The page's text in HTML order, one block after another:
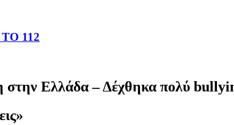
112
Ελλάδα – Δέχθηκα πολύ